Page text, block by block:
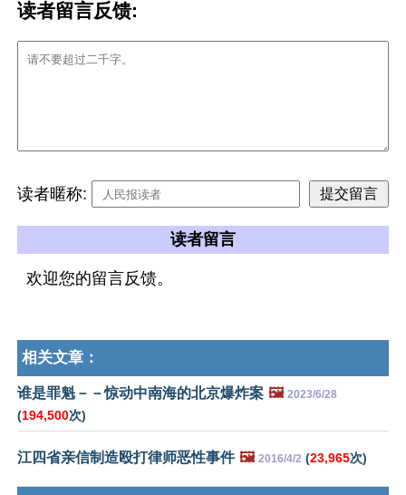
读者留言反馈:
读者暱称:
读者留言
欢迎您的留言反馈。
相关文章：
谁是罪魁－－惊动中南海的北京爆炸案 🖼️ 2023/6/28
(194,500次)
江四省亲信制造殴打律师恶性事件 🖼️ 2016/4/2 (23,965次)